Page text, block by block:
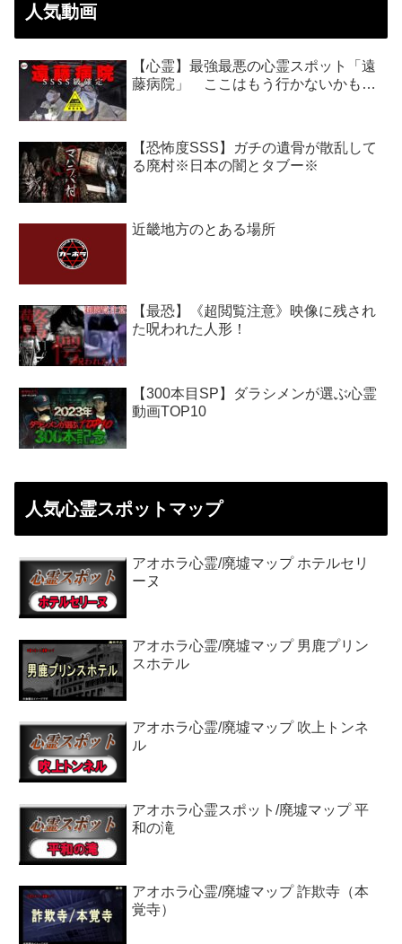
人気動画
【心霊】最強最悪の心霊スポット「遠
藤病院」 ここはもう行かないかも…
【恐怖度SSS】ガチの遺骨が散乱して
る廃村※日本の闇とタブー※
近畿地方のとある場所
【最恐】《超閲覧注意》映像に残され
た呪われた人形！
【300本目SP】ダラシメンが選ぶ心霊
動画TOP10
人気心霊スポットマップ
アオホラ心霊/廃墟マップ ホテルセリ
ーヌ
アオホラ心霊/廃墟マップ 男鹿プリン
スホテル
アオホラ心霊/廃墟マップ 吹上トンネ
ル
アオホラ心霊スポット/廃墟マップ 平
和の滝
アオホラ心霊/廃墟マップ 詐欺寺（本
覚寺）